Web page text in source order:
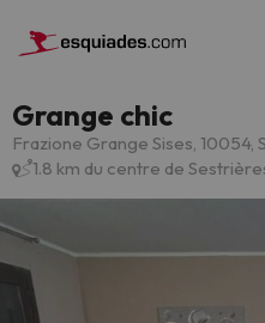
Grange chic
Frazione Grange Sises, 10054,
1.8 km du centre de